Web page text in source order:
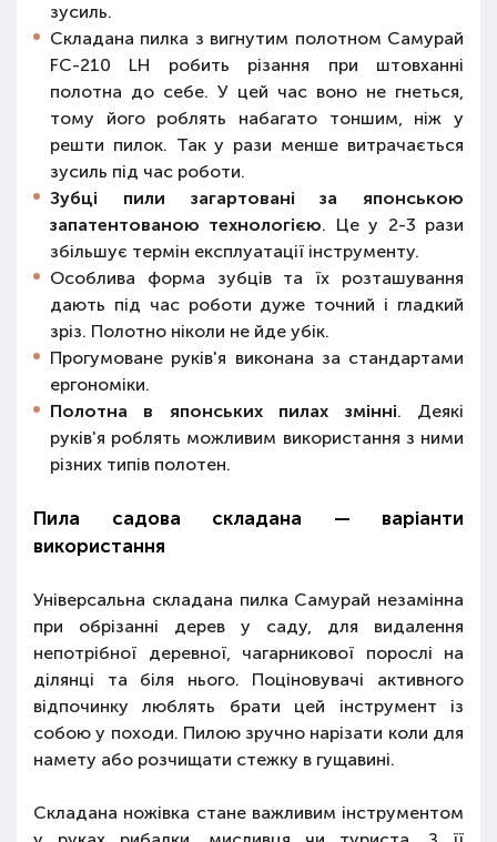
зусиль.
Складана пилка з вигнутим полотном Самурай
FС-210 LH робить різання при штовханні
полотна до себе. У цей час воно не гнеться,
тому його роблять набагато тоншим, ніж у
решти пилок. Так у рази менше витрачається
зусиль під час роботи.
Зубці пили загартовані за японською
запатентованою технологією. Це у 2-3 рази
збільшує термін експлуатації інструменту.
Особлива форма зубців та їх розташування
дають під час роботи дуже точний і гладкий
зріз. Полотно ніколи не йде убік.
Прогумоване руків'я виконана за стандартами
ергономіки.
Полотна в японських пилах змінні. Деякі
руків'я роблять можливим використання з ними
різних типів полотен.
Пила садова складана — варіанти
використання
Універсальна складана пилка Самурай незамінна
при обрізанні дерев у саду, для видалення
непотрібної деревної, чагарникової порослі на
ділянці та біля нього. Поціновувачі активного
відпочинку люблять брати цей інструмент із
собою у походи. Пилою зручно нарізати коли для
намету або розчищати стежку в гущавині.
Складана ножівка стане важливим інструментом